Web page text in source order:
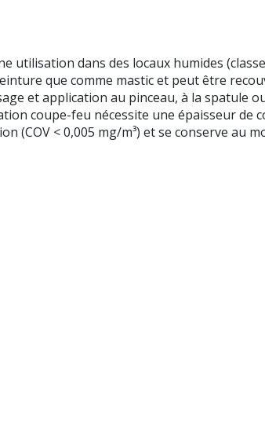
utilisation dans des locaux humides (classe
que comme mastic et peut être
et application au pinceau, à la spatule
coupe-feu nécessite une épaisseur de
(COV < 0,005 mg/m³) et se conserve au